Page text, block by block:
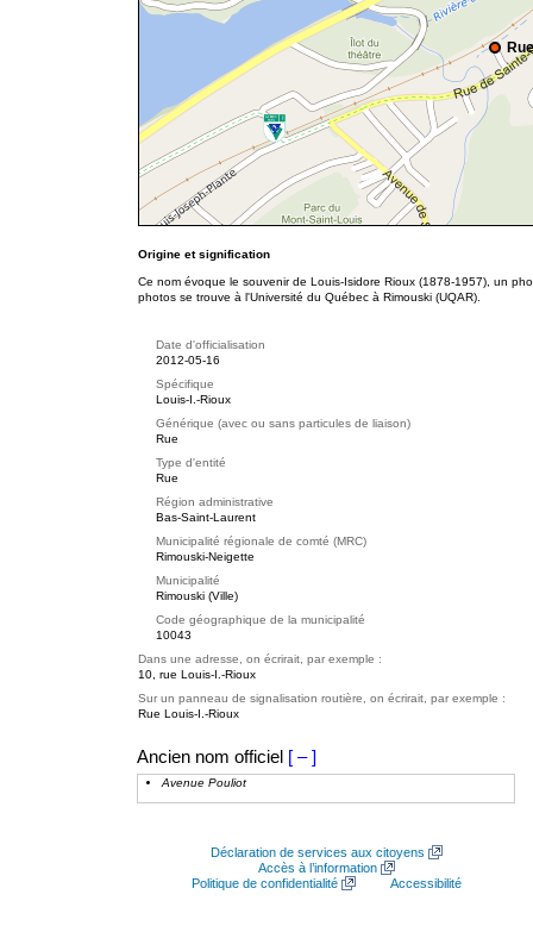
Origine et signification
Ce nom évoque le souvenir de Louis-Isidore Rioux (1878-1957), un
photos se trouve à l'Université du Québec à Rimouski (UQAR).
Date d'officialisation
2012-05-16
Spécifique
Louis-I.-Rioux
Générique (avec ou sans particules de liaison)
Rue
Type d'entité
Rue
Région administrative
Bas-Saint-Laurent
Municipalité régionale de comté (MRC)
Rimouski-Neigette
Municipalité
Rimouski (Ville)
Code géographique de la municipalité
10043
Dans une adresse, on écrirait, par exemple :
10, rue Louis-I.-Rioux
Sur un panneau de signalisation routière, on écrirait, par exemple :
Rue Louis-I.-Rioux
Ancien nom officiel [ – ]
Avenue Pouliot
Déclaration de services aux citoyens
Accès à l’information
Politique de confidentialité
Accessibilité